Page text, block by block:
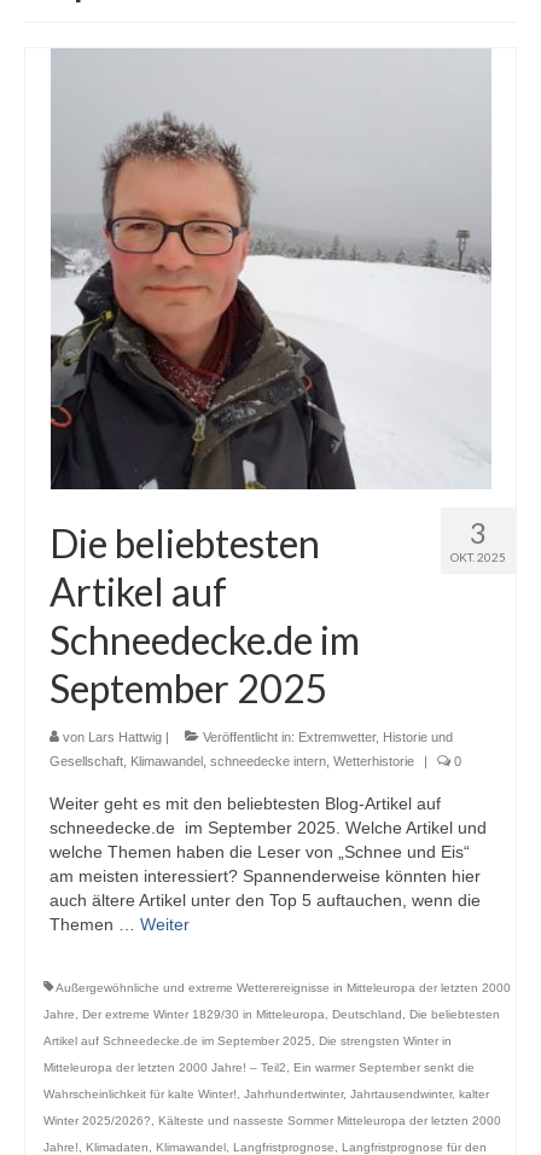
Die Kältepole der Nordhalbkugel: Kanadische
Ellesmere Island – Die nördlichste Wildnis
Kanadas
Die Natur der Hudson-Bay und umliegender
Regionen
Die Laptewsee: Die Eisfabrik der Arktis
EisSued
Schneehöhen
Ostsee
Temperaturen in der Arktis und Antarktis
Webcams
Glossar
Datenschutz
Impressum
3
OKT. 2025
Die beliebtesten
Artikel auf
Schneedecke.de im
September 2025
von Lars Hattwig | Veröffentlicht in: Extremwetter, Historie und
Gesellschaft Klimawandel schneedecke intern Wetterhistorie | 0
Weiter geht es mit den beliebtesten Blog-Artikel auf
schneedecke.de im September 2025. Welche Artikel und
welche Themen haben die Leser von „Schnee und Eis“
am meisten interessiert? Spannenderweise könnten hier
auch ältere Artikel unter den Top 5 auftauchen, wenn die
Themen … Weiter
Außergewöhnliche und extreme Wetterereignisse in Mitteleuropa der letzten 2000
Jahre
Der extreme Winter 1829/30 in Mitteleuropa Deutschland
Die beliebtesten
Artikel auf Schneedecke.de im September 2025
Die strengsten Winter in
Mitteleuropa der letzten 2000 Jahre! – Teil2
Ein warmer September senkt die
Wahrscheinlichkeit für kalte Winter!
Jahrhundertwinter, Jahrtausendwinter, kalter
Winter 2025/2026?
Kälteste und nasseste Sommer Mitteleuropa der letzten 2000
Jahre!
Klimadaten Klimawandel Langfristprognose
Langfristprognose für den